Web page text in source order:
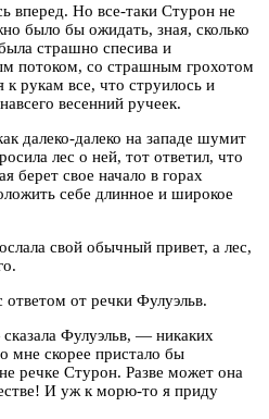
вперед. Но все-таки Стурон не
было бы ожидать, зная, сколько
страшно спесива и
потоком, со страшным грохотом
к рукам все, что струилось и
весенний ручеек.
далеко-далеко на западе шумит
лес о ней, тот ответил, что
берет свое начало в горах
себе длинное и широкое
свой обычный привет, а лес,
от речки Фулуэльв.
Фулуэльв, — никаких
мне скорее пристало бы
речке Стурон. Разве может она
И уж к морю-то я приду